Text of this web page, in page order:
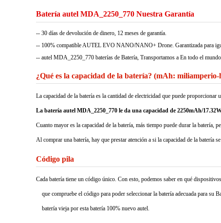
Batería autel MDA_2250_770 Nuestra Garantía
-- 30 días de devolución de dinero, 12 meses de garantía.
-- 100% compatible AUTEL EVO NANO/NANO+ Drone. Garantizada para
-- autel MDA_2250_770 baterías de Batería, Transportamos a En todo el
¿Qué es la capacidad de la batería? (mAh:
La capacidad de la batería es la cantidad de electricidad que puede
La batería autel MDA_2250_770 le da una capacidad de 2250mAh/
Cuanto mayor es la capacidad de la batería, más tiempo puede durar la batería,
Al comprar una batería, hay que prestar atención a si la capacidad de la batería
Código pila
Cada batería tiene un código único. Con esto, podemos saber en qué
que compruebe el código para poder seleccionar la batería adecuada para su
batería vieja por esta batería 100% nuevo autel.